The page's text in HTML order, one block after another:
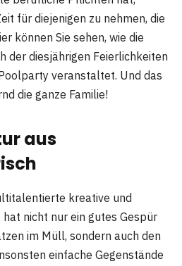
für diejenigen zu nehmen, die
können Sie sehen, wie die
der diesjährigen Feierlichkeiten
veranstaltet. Und das
die ganze Familie!
aus
kreative und
hat nicht nur ein gutes Gespür
im Müll, sondern auch den
einfache Gegenstände